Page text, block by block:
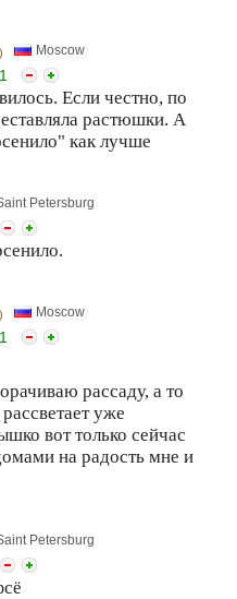
Moscow
1
Если честно, по
растюшки. А
как лучше
Petersburg
Moscow
1
рассаду, а то
уже
вот только сейчас
на радость мне и
Petersburg